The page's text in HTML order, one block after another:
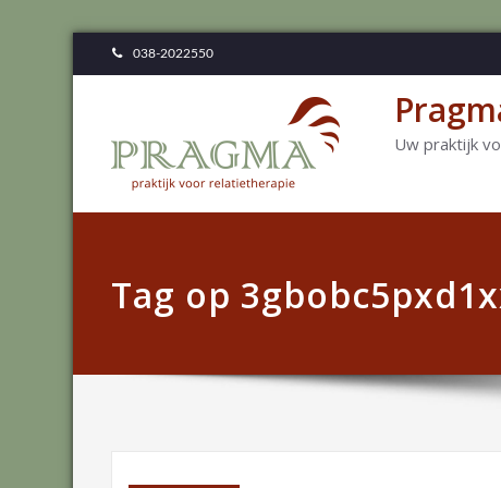
038-2022550
Uw praktijk
Tag op